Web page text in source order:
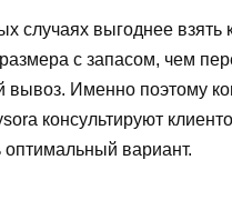
случаях выгоднее взять
с запасом, чем
вывоз. Именно поэтому
консультируют
оптимальный вариант.